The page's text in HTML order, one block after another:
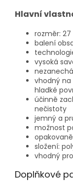
Hlavní
rozměr:
balení
vysoká
vhodný na
hladké
účinně
nečistoty
jemný a
možnost
složení:
vhodný
Doplňkové